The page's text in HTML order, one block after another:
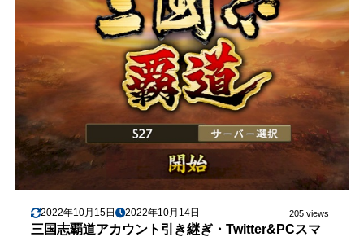
2022年10月15日 2022年10月14日 205 views
三国志覇道アカウント引き継ぎ・Twitter&PCスマ